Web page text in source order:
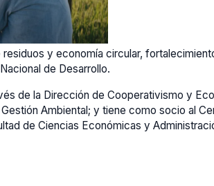
y economía circular,
de Desarrollo.
de la Dirección de Cooperativismo y
Ambiental; y tiene como socio al
de Ciencias Económicas y